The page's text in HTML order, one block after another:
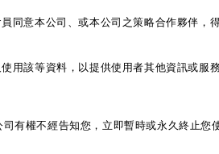
意本公司、或本公司之策略合作夥伴
該等資料，以提供使用者其他資訊或服
有權不經告知您，立即暫時或永久終止您